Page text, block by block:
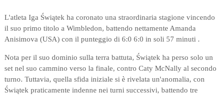
L'atleta Iga Świątek ha coronato una straordinaria stagione vincendo
il suo primo titolo a Wimbledon, battendo nettamente Amanda
Anisimova (USA) con il punteggio di 6:0 6:0 in soli 57 minuti .
Nota per il suo dominio sulla terra battuta, Świątek ha perso solo un
set nel suo cammino verso la finale, contro Caty McNally al secondo
turno. Tuttavia, quella sfida iniziale si è rivelata un'anomalia, con
Świątek praticamente indenne nei turni successivi, battendo tre